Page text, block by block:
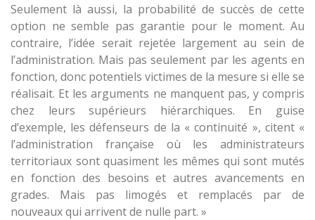
Seulement là aussi, la probabilité de succès de cette
option ne semble pas garantie pour le moment. Au
contraire, l’idée serait rejetée largement au sein de
l’administration. Mais pas seulement par les agents en
fonction, donc potentiels victimes de la mesure si elle se
réalisait. Et les arguments ne manquent pas, y compris
chez leurs supérieurs hiérarchiques. En guise
d’exemple, les défenseurs de la « continuité », citent «
l’administration française où les administrateurs
territoriaux sont quasiment les mêmes qui sont mutés
en fonction des besoins et autres avancements en
grades. Mais pas limogés et remplacés par de
nouveaux qui arrivent de nulle part. »